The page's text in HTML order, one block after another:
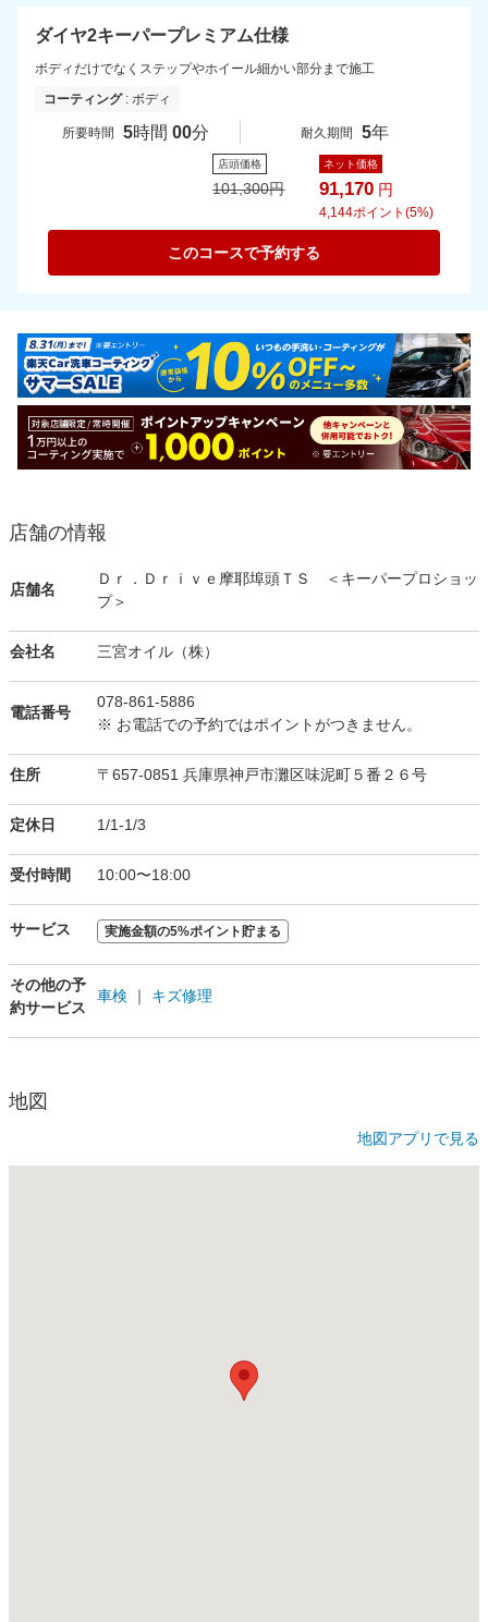
ダイヤ2キーパープレミアム仕様
ボディだけでなくステップやホイール細かい部分まで施工
コーティング: ボディ
所要時間 5時間 00分 耐久期間 5年
店頭価格
101,300円
ネット価格
91,170 円
4,144ポイント(5%)
このコースで予約する
店舗の情報
店舗名
Ｄｒ．Ｄｒｉｖｅ摩耶埠頭ＴＳ ＜キーパープロショッ
プ＞
会社名 三宮オイル（株）
電話番号
078-861-5886
※ お電話での予約ではポイントがつきません。
住所 〒657-0851 兵庫県神戸市灘区味泥町５番２６号
定休日 1/1-1/3
受付時間 10:00〜18:00
サービス 実施金額の5%ポイント貯まる
その他の予
約サービス
車検 ｜ キズ修理
地図
地図アプリで見る